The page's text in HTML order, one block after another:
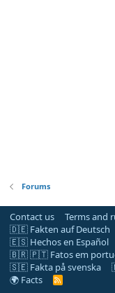
Forums
Contact us Terms and
🇩🇪 Fakten auf Deutsch
🇪🇸 Hechos en Español
🇧🇷 🇵🇹 Fatos em
🇸🇪 Fakta på svenska
🌍 Facts
R